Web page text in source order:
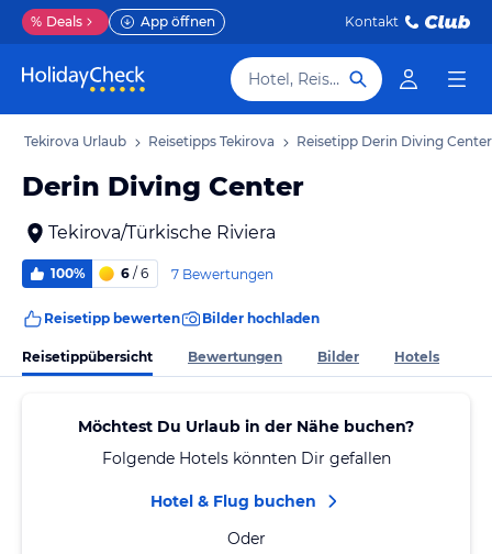
% Deals App öffnen Kontakt
Hotel, Reiseziel
Tekirova Urlaub Reisetipps Tekirova Reisetipp Derin Diving Center
Derin Diving Center
Tekirova/Türkische Riviera
100% 6 / 6 7 Bewertungen
Reisetipp bewerten Bilder hochladen
Reisetippübersicht Bewertungen Bilder Hotels
Möchtest Du Urlaub in der Nähe buchen?
Folgende Hotels könnten Dir gefallen
Hotel & Flug buchen
Oder